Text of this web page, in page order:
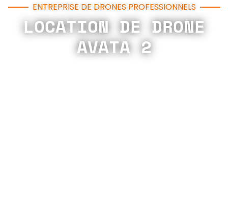
ENTREPRISE DE DRONES PROFESSIONNELS
LOCATION DE DRONE
AVATA 2